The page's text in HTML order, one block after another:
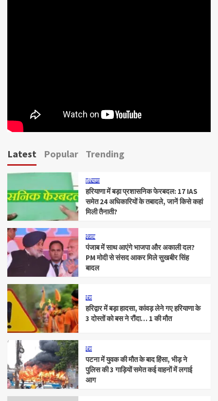
Latest Popular Trending
हरियाणा
हरियाणा में बड़ा प्रशासनिक फेरबदल: 17 IAS
समेत 24 अधिकारियों के तबादले, जानें किसे कहां
मिली तैनाती?
पंजाब
पंजाब में साथ आएंगे भाजपा और अकाली दल?
PM मोदी से संसद आकर मिले सुखबीर सिंह
बादल
देश
हरिद्वार में बड़ा हादसा, कांवड़ लेने गए हरियाणा के
3 दोस्तों को बस ने रौंदा… 1 की मौत
देश
पटना में युवक की मौत के बाद हिंसा, भीड़ ने
पुलिस की 3 गाड़ियों समेत कई वाहनों में लगाई
आग